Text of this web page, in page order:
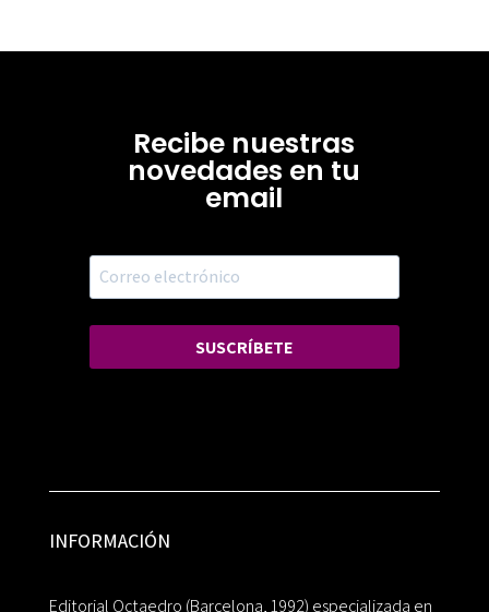
Recibe nuestras
novedades en tu
email
SUSCRÍBETE
INFORMACIÓN
Editorial Octaedro (Barcelona, 1992) especializada en